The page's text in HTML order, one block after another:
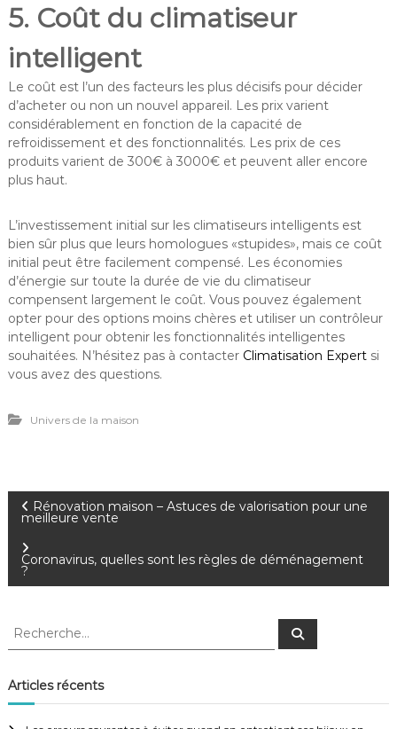
5. Coût du climatiseur
intelligent
Le coût est l’un des facteurs les plus décisifs pour décider
d’acheter ou non un nouvel appareil. Les prix varient
considérablement en fonction de la capacité de
refroidissement et des fonctionnalités. Les prix de ces
produits varient de 300€ à 3000€ et peuvent aller encore
plus haut.
L’investissement initial sur les climatiseurs intelligents est
bien sûr plus que leurs homologues «stupides», mais ce coût
initial peut être facilement compensé. Les économies
d’énergie sur toute la durée de vie du climatiseur
compensent largement le coût. Vous pouvez également
opter pour des options moins chères et utiliser un contrôleur
intelligent pour obtenir les fonctionnalités intelligentes
souhaitées. N’hésitez pas à contacter Climatisation Expertsi
vous avez des questions.
Univers de la maison
N
a
v
a
Rénovation maison – Astuces de valorisation pour une
meilleure vente
Coronavirus, quelles sont les règles de déménagement
?
R
h
e
R
c
e
Articles récents